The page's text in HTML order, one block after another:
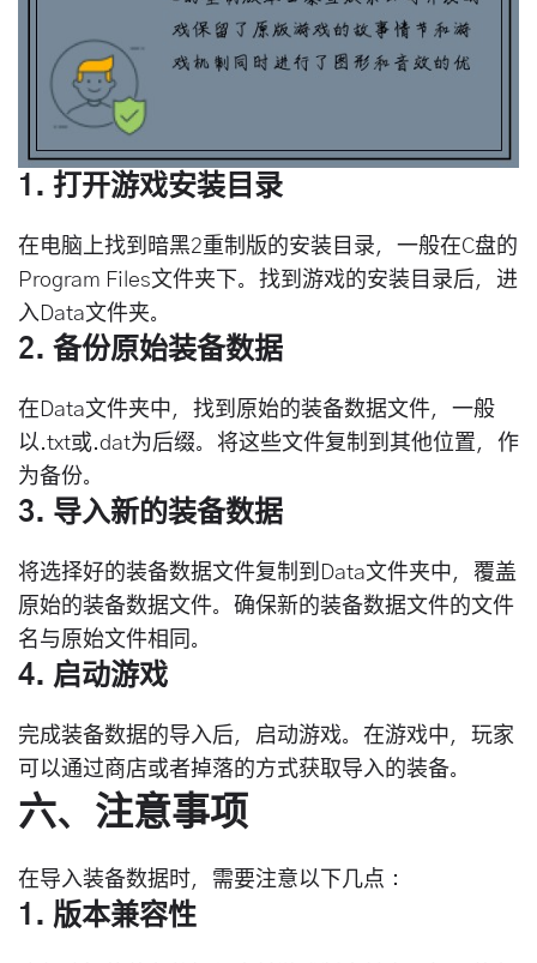
1. 打开游戏安装目录
在电脑上找到暗黑2重制版的安装目录，一般在C盘的
Program Files文件夹下。找到游戏的安装目录后，进
入Data文件夹。
2. 备份原始装备数据
在Data文件夹中，找到原始的装备数据文件，一般
以.txt或.dat为后缀。将这些文件复制到其他位置，作
为备份。
3. 导入新的装备数据
将选择好的装备数据文件复制到Data文件夹中，覆盖
原始的装备数据文件。确保新的装备数据文件的文件
名与原始文件相同。
4. 启动游戏
完成装备数据的导入后，启动游戏。在游戏中，玩家
可以通过商店或者掉落的方式获取导入的装备。
六、注意事项
在导入装备数据时，需要注意以下几点：
1. 版本兼容性